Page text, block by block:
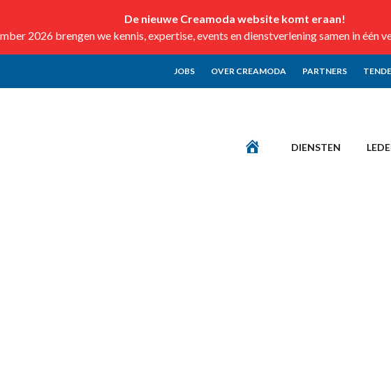
De nieuwe Creamoda website komt eraan!
2026 brengen we kennis, expertise, events en dienstverlening samen in één
JOBS OVER CREAMODA PARTNERS
DIENSTEN